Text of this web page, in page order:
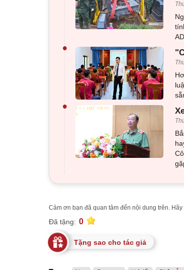
•
•
Cảm ơn bạn đã quan tâm đến nội dung trên.
Đã tặng: 0
Tặng sao cho tác giả